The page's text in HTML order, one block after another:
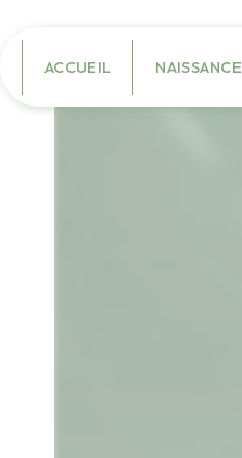
ACCUEIL NAISSANCE